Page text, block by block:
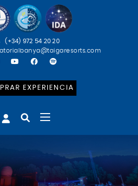
(+34) 972 54 20 20
EXPERIENCIA